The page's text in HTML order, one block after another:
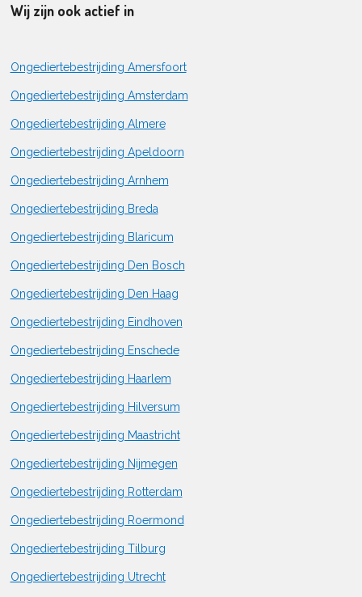
Wij zijn ook actief in
Ongediertebestrijding Amersfoort
Ongediertebestrijding Amsterdam
Ongediertebestrijding Almere
Ongediertebestrijding Apeldoorn
Ongediertebestrijding Arnhem
Ongediertebestrijding Breda
Ongediertebestrijding Blaricum
Ongediertebestrijding Den Bosch
Ongediertebestrijding Den Haag
Ongediertebestrijding Eindhoven
Ongediertebestrijding Enschede
Ongediertebestrijding Haarlem
Ongediertebestrijding Hilversum
Ongediertebestrijding Maastricht
Ongediertebestrijding Nijmegen
Ongediertebestrijding Rotterdam
Ongediertebestrijding Roermond
Ongediertebestrijding Tilburg
Ongediertebestrijding Utrecht